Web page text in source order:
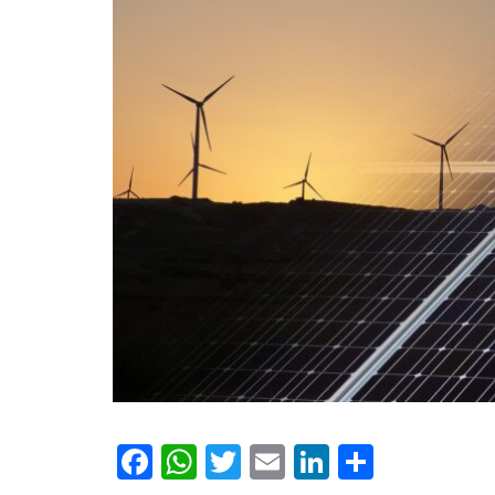
Facebook
WhatsApp
Twitter
EmailLinkedIn